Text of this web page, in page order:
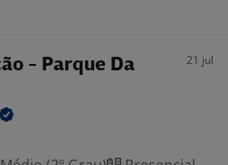
- Parque Da
21 jul